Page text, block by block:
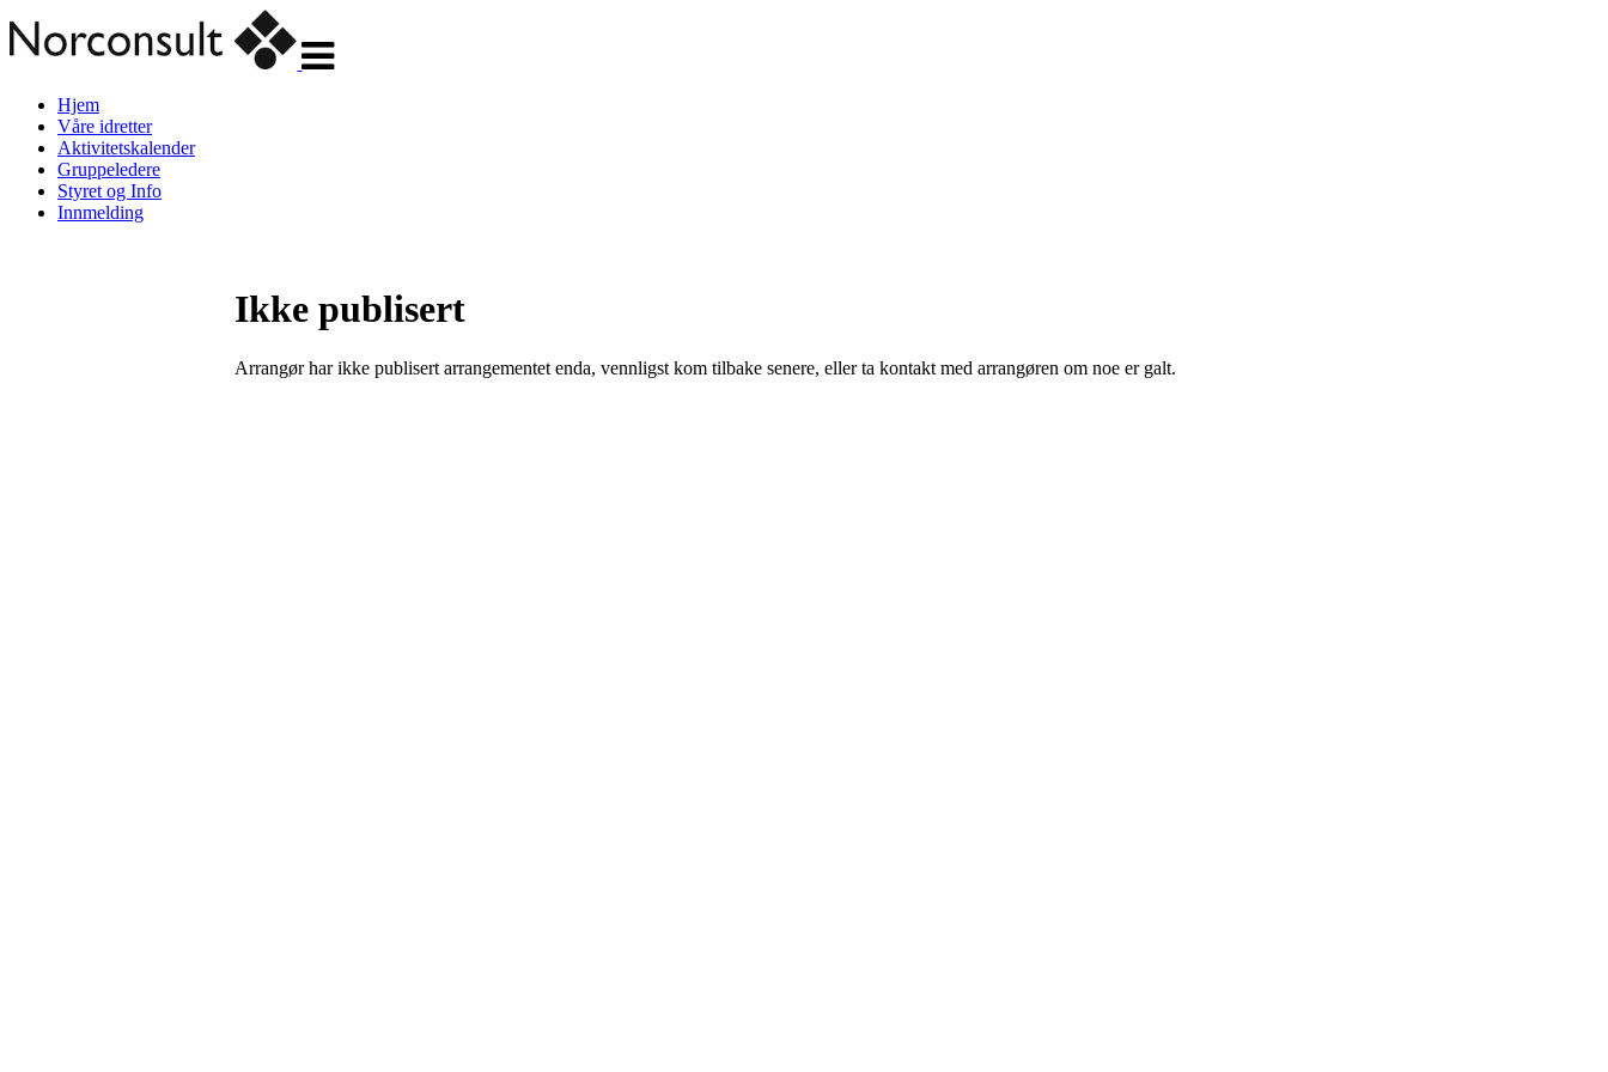
navigasjon
Hjem
Våre idretter
Aktivitetskalender
Gruppeledere
Styret og Info
Innmelding
Ikke publisert
Arrangør har ikke publisert arrangementet enda, vennligst kom tilbake senere, eller ta kontakt med arrangøren om noe er galt.